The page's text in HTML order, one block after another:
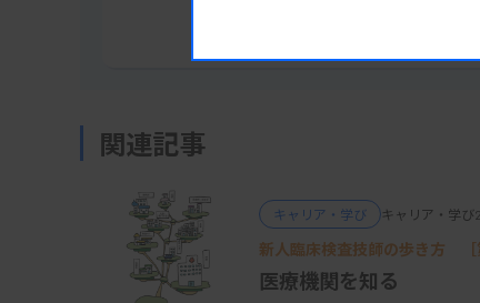
重要性についても理解が進み、検査室に相
えていきました。
が役に立ちます。グラム染色を用いた臨床
をつなぎ合わせるために今でも利用してい
確認し、成功体験を持って微生物検査の重
関連記事
キャリア・学び キャリア・学び
新人臨床検査技師の歩き方 ［
医療機関を知る